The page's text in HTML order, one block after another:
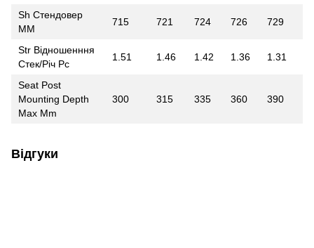
Sh Стендовер
ММ
715 721 724 726 729
Str Відношенння
Стек/Річ Pc
1.51 1.46 1.42 1.36 1.31
Seat Post
Mounting Depth
Max Mm
300 315 335 360 390
Відгуки